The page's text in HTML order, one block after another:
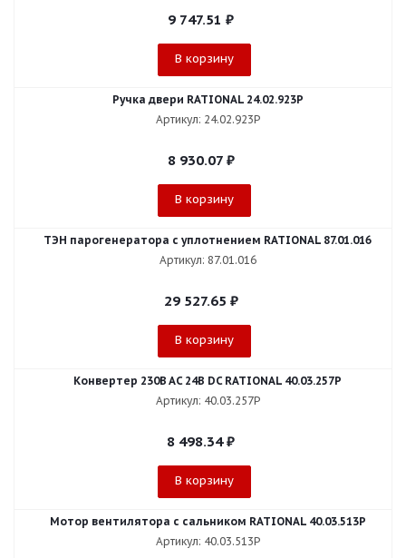
9 747.51 ₽
В корзину
Ручка двери RATIONAL 24.02.923P
Артикул: 24.02.923P
8 930.07₽
В корзину
ТЭН парогенератора с уплотнением RATIONAL 87.01.016
Артикул: 87.01.016
29 527.65 ₽
В корзину
Конвертер 230B AC 24B DC RATIONAL 40.03.257P
Артикул: 40.03.257P
8 498.34₽
В корзину
Мотор вентилятора с сальником RATIONAL 40.03.513P
Артикул: 40.03.513P